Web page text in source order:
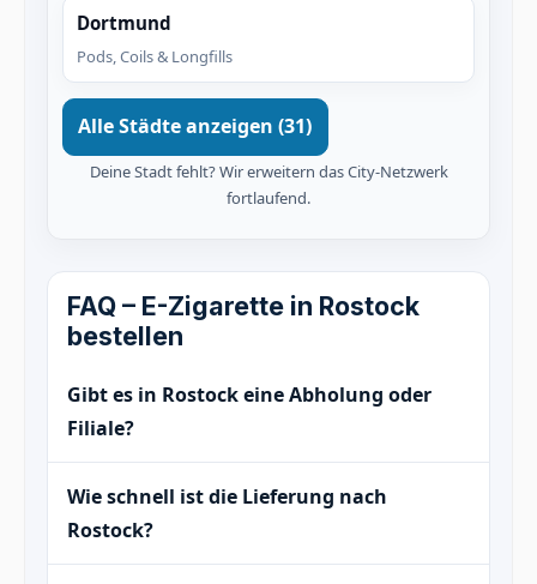
Dortmund
Pods, Coils & Longfills
Alle Städte anzeigen (31)
Deine Stadt fehlt? Wir erweitern das City-Netzwerk
fortlaufend.
FAQ – E-Zigarette in Rostock
bestellen
Gibt es in Rostock eine Abholung oder
Filiale?
Wie schnell ist die Lieferung nach
Rostock?